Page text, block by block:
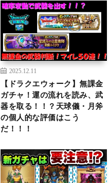
2025.12.11
【ドラクエウォーク】無課金
ガチャ！運の流れを読み、武
器を取る！！？天球儀・月斧
の個人的な評価はこう
だ！！！